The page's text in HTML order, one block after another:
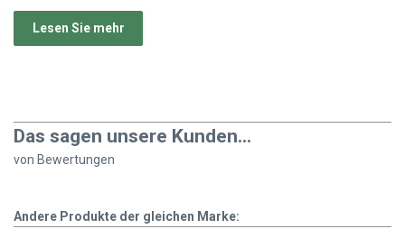
Lesen Sie mehr
Das sagen unsere Kunden...
von Bewertungen
Andere Produkte der gleichen Marke: